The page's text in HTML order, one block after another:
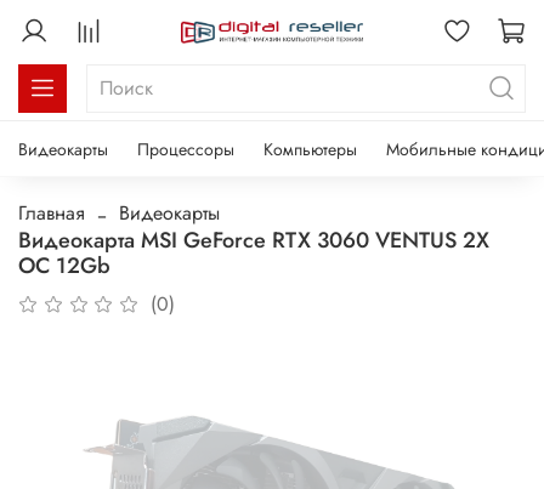
Видеокарты Процессоры Компьютеры Мобильные
Главная Видеокарты
Видеокарта MSI GeForce RTX 3060 VENTUS 2X
OC 12Gb
(0)